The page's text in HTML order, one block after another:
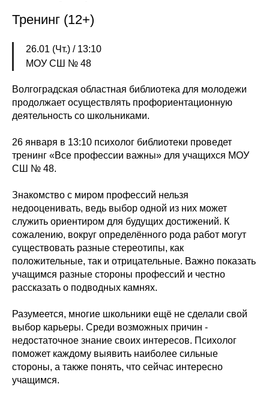
Тренинг (12+)
26.01 (Чт.) / 13:10
МОУ СШ № 48
Волгоградская областная библиотека для молодежи
продолжает осуществлять профориентационную
деятельность со школьниками.
26 января в 13:10 психолог библиотеки проведет
тренинг «Все профессии важны» для учащихся МОУ
СШ № 48.
Знакомство с миром профессий нельзя
недооценивать, ведь выбор одной из них может
служить ориентиром для будущих достижений. К
сожалению, вокруг определённого рода работ могут
существовать разные стереотипы, как
положительные, так и отрицательные. Важно показать
учащимся разные стороны профессий и честно
рассказать о подводных камнях.
Разумеется, многие школьники ещё не сделали свой
выбор карьеры. Среди возможных причин -
недостаточное знание своих интересов. Психолог
поможет каждому выявить наиболее сильные
стороны, а также понять, что сейчас интересно
учащимся.